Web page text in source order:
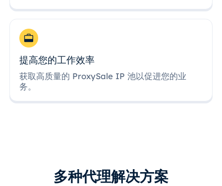
提高您的工作效率
获取高质量的 ProxySale IP 池以促进您的业
务。
多种代理解决方案